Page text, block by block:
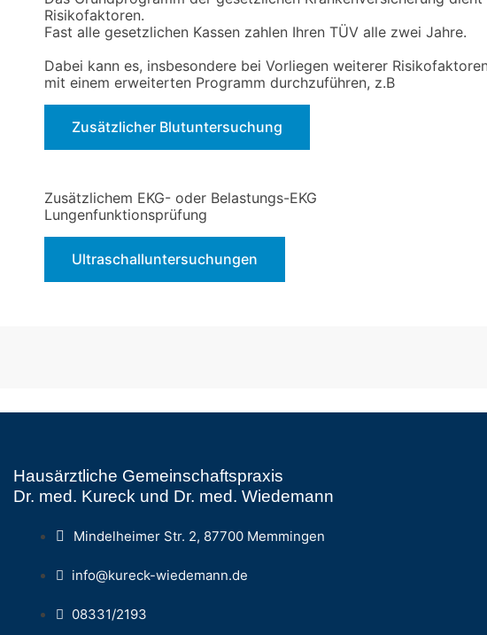
Risikofaktoren.
Fast alle gesetzlichen Kassen zahlen Ihren TÜV alle zwei Jahre.
Dabei kann es, insbesondere bei Vorliegen weiterer
mit einem erweiterten Programm durchzuführen, z.B
Zusätzlicher Blutuntersuchung
Zusätzlichem EKG- oder Belastungs-EKG
Lungenfunktionsprüfung
Ultraschalluntersuchungen
Hausärztliche Gemeinschaftspraxis
Dr. med. Kureck und Dr. med. Wiedemann
Mindelheimer Str. 2, 87700 Memmingen
info@kureck-wiedemann.de
08331/2193